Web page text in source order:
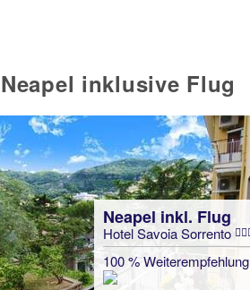
inklusive Flug
Neapel inkl. Flug
Hotel Savoia Sorrento
100 % Weiterempfehlung
Neapel inkl. Flug
Hotel Royal Hills
100 % Weiterempfehlung